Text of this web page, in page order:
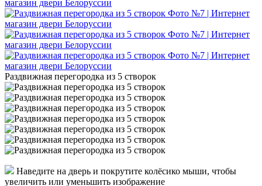
Раздвижная перегородка из 5 створок
Наведите на дверь и покрутите колёсико мыши, чтобы
увеличить или уменьшить изображение